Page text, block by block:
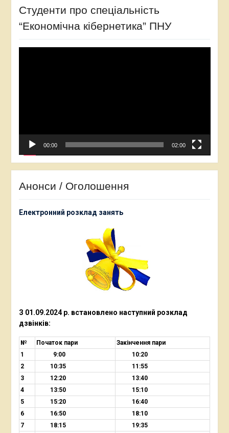
Студенти про спеціальність
“Економічна кібернетика” ПНУ
00:00 02:00
Анонси / Оголошення
Електронний розклад занять
З 01.09.2024 р. встановлено наступний розклад
дзвінків:
№ Початок пари
Закінчення пари
1
9:00
10:20
2
10:35
11:55
3
12:20
13:40
4
13:50
15:10
5
15:20
16:40
6
16:50
18:10
7
18:15
19:35